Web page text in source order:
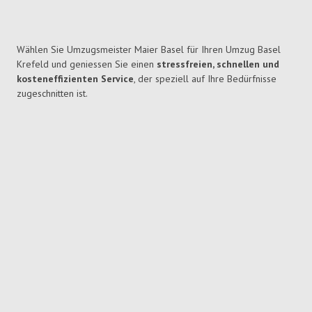
Wählen Sie Umzugsmeister Maier Basel für Ihren Umzug Basel
Krefeld und geniessen Sie einen stressfreien, schnellen und
kosteneffizienten Service, der speziell auf Ihre Bedürfnisse
zugeschnitten ist.